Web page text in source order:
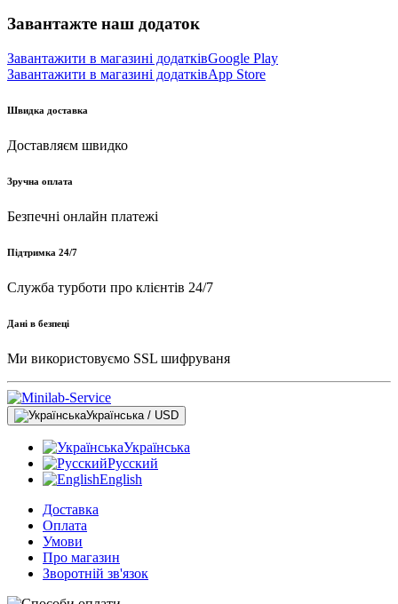
Завантажте наш додаток
Завантажити в магазині додатківGoogle Play
Завантажити в магазині додатківApp Store
Швидка доставка
Доставляєм швидко
Зручна оплата
Безпечні онлайн платежі
Підтримка 24/7
Служба турботи про клієнтів 24/7
Дані в безпеці
Ми використовуємо SSL шифруваня
Українська / USD
Українська
Русский
English
Доставка
Оплата
Умови
Про магазин
Зворотній зв'язок